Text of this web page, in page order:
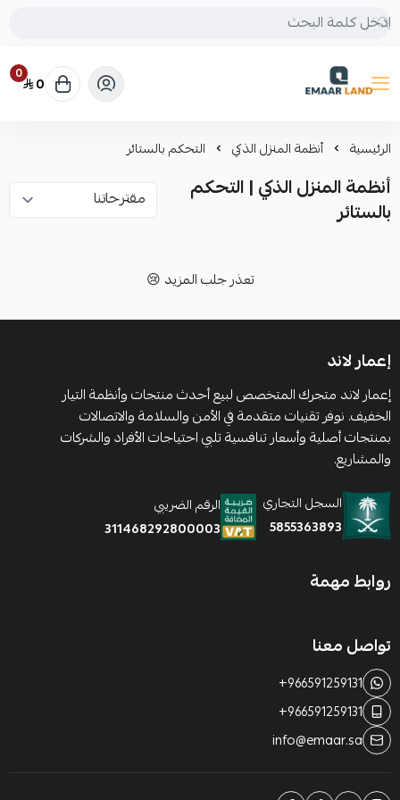
إعمار لاند
0 0
الرئيسية أنظمة المنزل الذكي التحكم بالستائر
أنظمة المنزل الذكي | التحكم
بالستائر
تعذر جلب المزيد 😢
إعمار لاند
إعمار لاند متجرك المتخصص لبيع أحدث منتجات وأنظمة التيار
الخفيف. نوفر تقنيات متقدمة في الأمن والسلامة والاتصالات
بمنتجات أصلية وأسعار تنافسية تلبي احتياجات الأفراد والشركات
والمشاريع.
السجل التجاري
5855363893
الرقم الضريبي
311468292800003
روابط مهمة
تواصل معنا
+966591259131
+966591259131
info@emaar.sa